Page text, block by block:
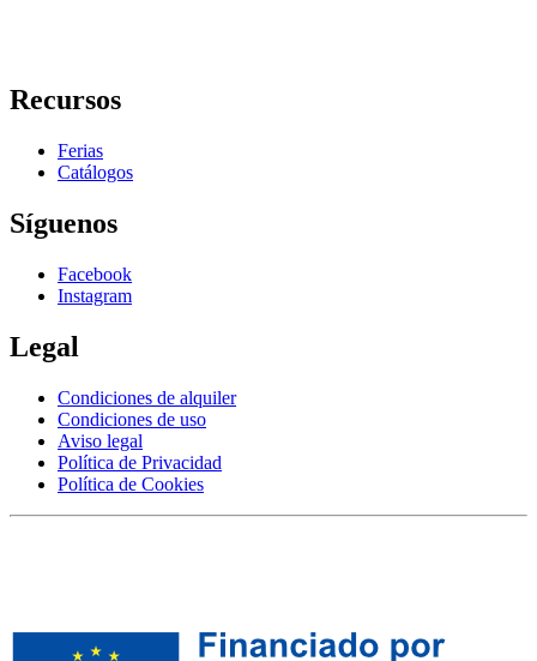
Recursos
Ferias
Catálogos
Síguenos
Facebook
Instagram
Legal
Condiciones de alquiler
Condiciones de uso
Aviso legal
Política de Privacidad
Política de Cookies